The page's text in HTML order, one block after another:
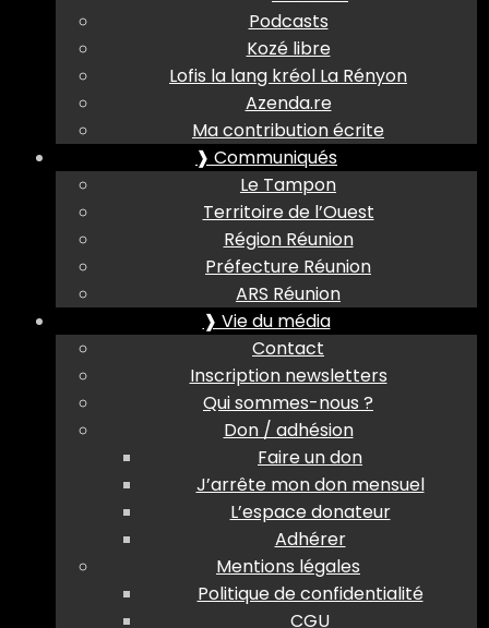
Podcasts
Kozé libre
Lofis la lang kréol La Rényon
Azenda.re
Ma contribution écrite
❱ Communiqués
Le Tampon
Territoire de l’Ouest
Région Réunion
Préfecture Réunion
ARS Réunion
❱ Vie du média
Contact
Inscription newsletters
Qui sommes-nous ?
Don / adhésion
Faire un don
J’arrête mon don mensuel
L’espace donateur
Adhérer
Mentions légales
Politique de confidentialité
CGU